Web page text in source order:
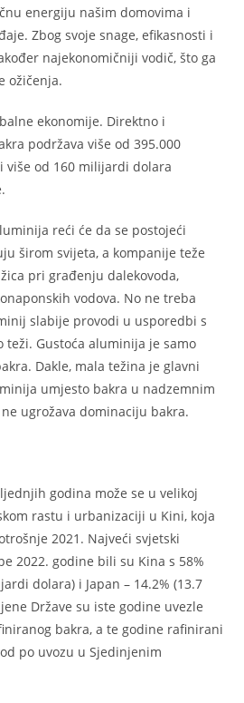
energiju našim domovima i
Zbog svoje snage, efikasnosti i
najekonomičniji vodič, što ga
ožičenja.
ekonomije. Direktno i
podržava više od 395.000
više od 160 milijardi dolara
reći će da se postojeći
širom svijeta, a kompanije teže
pri građenju dalekovoda,
vodova. No ne treba
slabije provodi u usporedbi s
teži. Gustoća aluminija je samo
Dakle, mala težina je glavni
umjesto bakra u nadzemnim
ugrožava dominaciju bakra.
godina može se u velikoj
rastu i urbanizaciji u Kini, koja
2021. Najveći svjetski
2022. godine bili su Kina s 58%
dolara) i Japan – 14.2% (13.7
Države su iste godine uvezle
bakra, a te godine rafinirani
po uvozu u Sjedinjenim